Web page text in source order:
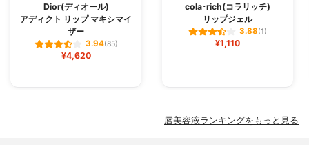
Dior(ディオール)
アディクト リップ マキシマイ
ザー
3.94(85)
¥4,620
cola･rich(コラリッチ)
リップジェル
3.88(1)
¥1,110
唇美容液ランキングをもっと見る